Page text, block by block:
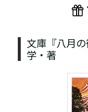
文庫『八月
学・著